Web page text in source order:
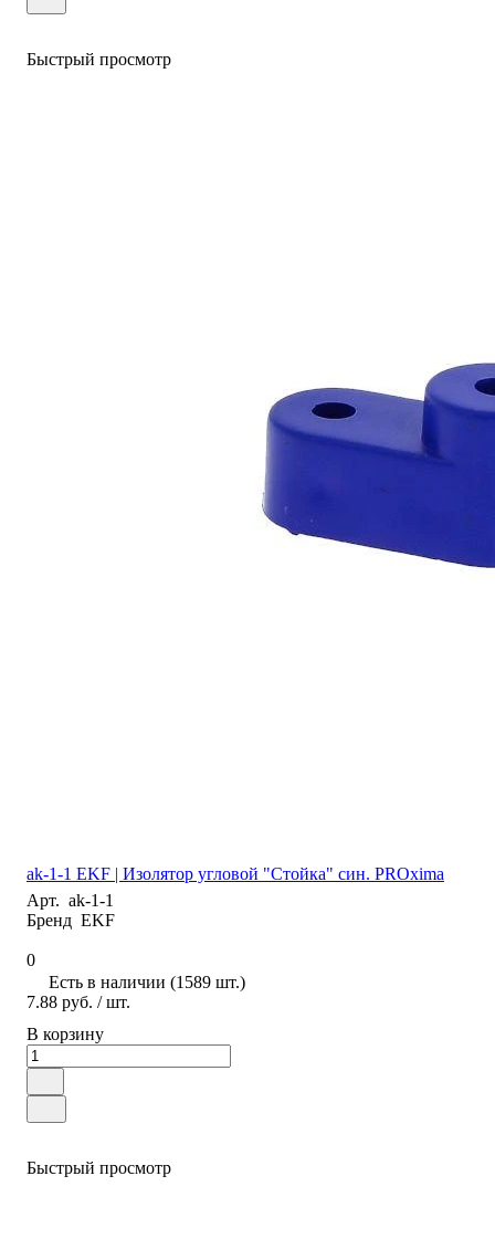
Быстрый просмотр
ak-1-1 EKF | Изолятор угловой "Стойка" син. PROxima
Арт. ak-1-1
Бренд EKF
0
Есть в наличии (1589 шт.)
7.88 руб. / шт.
В корзину
Быстрый просмотр